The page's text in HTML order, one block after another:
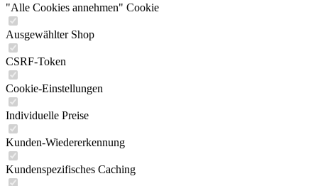
"Alle Cookies annehmen" Cookie
Ausgewählter Shop
CSRF-Token
Cookie-Einstellungen
Individuelle Preise
Kunden-Wiedererkennung
Kundenspezifisches Caching